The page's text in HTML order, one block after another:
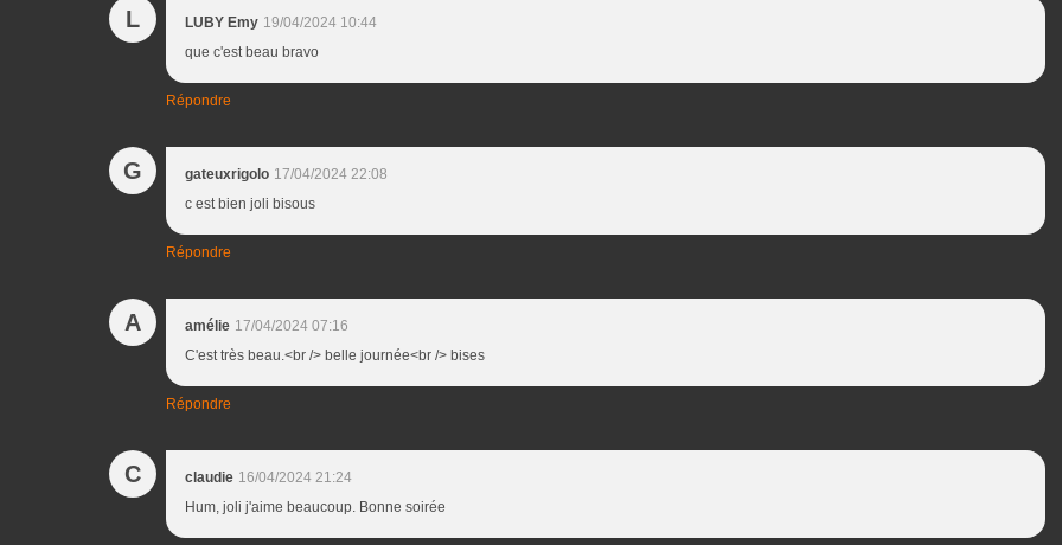
L LUBY Emy 19/04/2024 10:44
que c'est beau bravo
Répondre
G gateuxrigolo 17/04/2024 22:08
c est bien joli bisous
Répondre
A amélie 17/04/2024 07:16
C'est très beau.<br /> belle journée<br /> bises
Répondre
C claudie 16/04/2024 21:24
Hum, joli j'aime beaucoup. Bonne soirée